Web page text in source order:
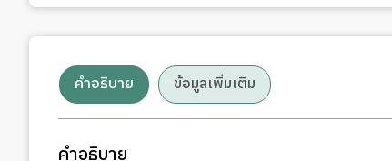
คำอธิบาย ข้อมูลเพิ่มเติม
คำอธิบาย